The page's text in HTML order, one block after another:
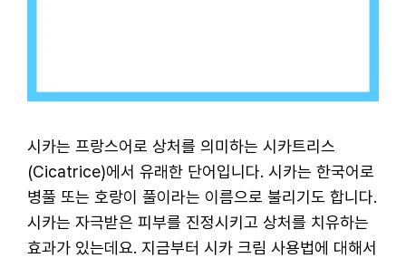
시카는 프랑스어로 상처를 의미하는 시카트리스
(Cicatrice)에서 유래한 단어입니다. 시카는 한국어로
병풀 또는 호랑이 풀이라는 이름으로 불리기도 합니다.
시카는 자극받은 피부를 진정시키고 상처를 치유하는
효과가 있는데요. 지금부터 시카 크림 사용법에 대해서